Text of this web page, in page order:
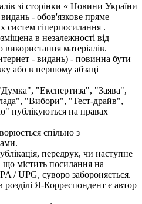
зі сторінки « Новини України
видань - обов'язкове пряме
систем гіперпосилання .
в незалежності від
матеріалів.
- видань) - повинна бути
або в першому абзаці
"Експертиза", "Заява",
"Вибори", "Тест-драйв",
публікуються на правах
спільно з
передрук, чи наступне
містить посилання на
/ UPG, суворо забороняється.
Я-Корреспондент є автор